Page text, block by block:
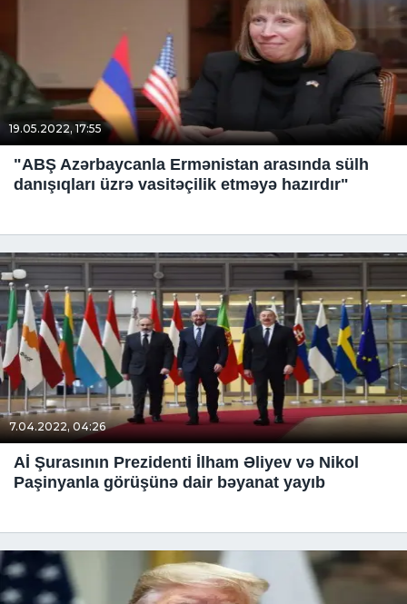
19.05.2022, 17:55
"ABŞ Azərbaycanla Ermənistan arasında sülh
danışıqları üzrə vasitəçilik etməyə hazırdır"
7.04.2022, 04:26
Aİ Şurasının Prezidenti İlham Əliyev və Nikol
Paşinyanla görüşünə dair bəyanat yayıb